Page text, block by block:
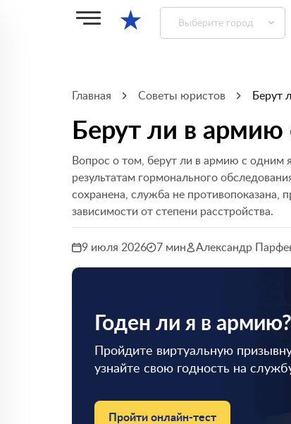
★ Выберите город
Главная Советы юристов Берут
Берут ли в
Вопрос о том, берут ли в армию с одним
результатам гормонального
сохранена, служба не противопоказана,
зависимости от степени расстройства.
9 июля 2026 7 мин Александр
Годен ли я в
Пройдите виртуальную
узнайте свою годность на
Пройти онлайн-тест